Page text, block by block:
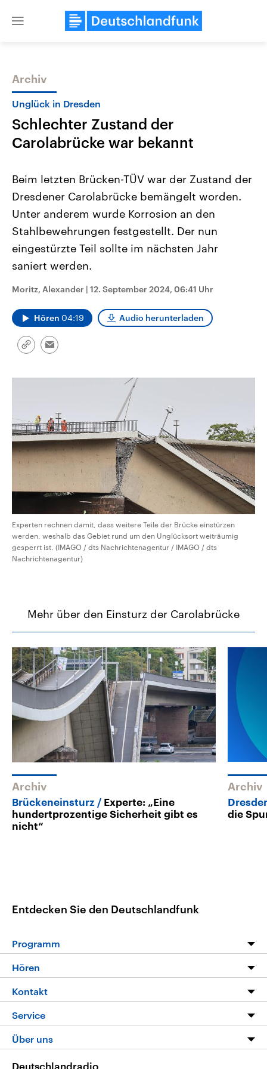
Close
Themen
Landtagswahl Sachsen-Anhalt
2026
Alle Informationen
Sachsen-Anhalt wählt am 6.
September 2026 einen neuen
Landtag. Seit 2021 wird das
Bundesland von einer Koalition aus
Umfragen, Prognosen,
Wahlprogramme, aktuelle Berichte
und Kandidaten der anstehenden
Wahl.
USA
Aktuelle Beiträge,
Hintergründe
Wirtschaftlich und
gehören die Vereinigten
den mächtigsten Ländern
Archiv
Unglück in Dresden
Schlechter Zustand der
Carolabrücke war bekannt
Beim letzten Brücken-TÜV war der Zustand der
Dresdener Carolabrücke bemängelt worden.
Unter anderem wurde Korrosion an den
Stahlbewehrungen festgestellt. Der nun
eingestürzte Teil sollte im nächsten Jahr
saniert werden.
Moritz, Alexander | 12. September 2024, 06:41 Uhr
Hören 04:19 Audio herunterladen
Link
Email
Experten rechnen damit, dass weitere Teile der Brücke einstürzen
werden, weshalb das Gebiet rund um den Unglücksort weiträumig
gesperrt ist. (IMAGO / dts Nachrichtenagentur / IMAGO / dts
Nachrichtenagentur)
Mehr über den Einsturz der Carolabrücke
Archiv
Brückeneinsturz
Experte: „Eine
hundertprozentige Sicherheit gibt es
nicht“
Archiv
die
Entdecken Sie den Deutschlandfunk
Programm
Programm
Die Nachrichten
Nachrichtenleicht
Neue Beiträge auf dlf.de
Hören
Livestream
Podcasts
Deutschlandfunk App
Nachrichten App
Kontakt
Hörerservice
Service
FAQ
Über uns
Deutschlandradio